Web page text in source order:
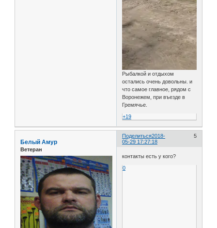
Рыбалкой и отдыхом
остались очень довольны. и
что самое главное, рядом с
Воронежем, при въезде в
Гремячье.
+19
Поделиться 5
2018-
05-29 17:27:18
Белый Амур
Ветеран
контакты есть у кого?
0